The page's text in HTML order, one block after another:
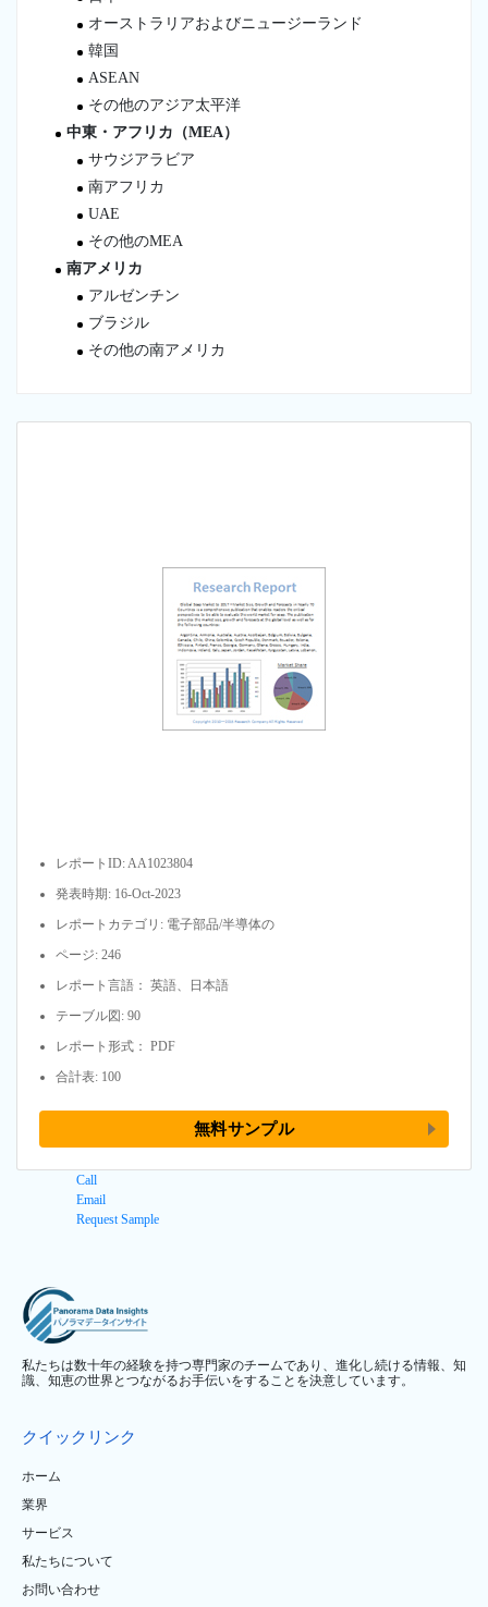
オーストラリアおよびニュージーランド
韓国
ASEAN
その他のアジア太平洋
中東・アフリカ（MEA）
サウジアラビア
南アフリカ
UAE
その他のMEA
南アメリカ
アルゼンチン
ブラジル
その他の南アメリカ
レポートID: AA1023804
発表時期: 16-Oct-2023
レポートカテゴリ: 電子部品/半導体の
ページ: 246
レポート言語： 英語、日本語
テーブル図: 90
レポート形式： PDF
合計表: 100
無料サンプル
Call
Email
Request Sample
私たちは数十年の経験を持つ専門家のチームであり、進化し続ける情報、知
識、知恵の世界とつながるお手伝いをすることを決意しています。
クイックリンク
ホーム
業界
サービス
私たちについて
お問い合わせ